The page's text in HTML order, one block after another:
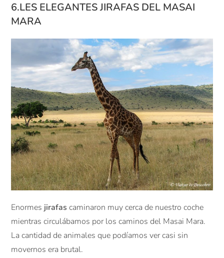
6.LES ELEGANTES JIRAFAS DEL MASAI
MARA
Enormes jirafas caminaron muy cerca de nuestro coche
mientras circulábamos por los caminos del Masai Mara.
La cantidad de animales que podíamos ver casi sin
movernos era brutal.